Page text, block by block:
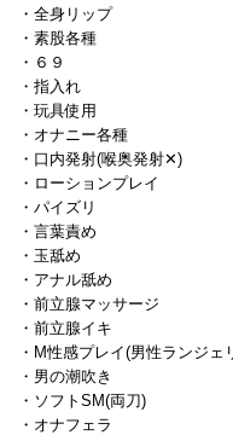
・全身リップ
・素股各種
・６９
・指入れ
・玩具使用
・オナニー各種
・口内発射(喉奥発射✕)
・ローションプレイ
・パイズリ
・言葉責め
・玉舐め
・アナル舐め
・前立腺マッサージ
・前立腺イキ
・M性感プレイ(男性ランジ
・男の潮吹き
・ソフトSM(両刀)
・オナフェラ